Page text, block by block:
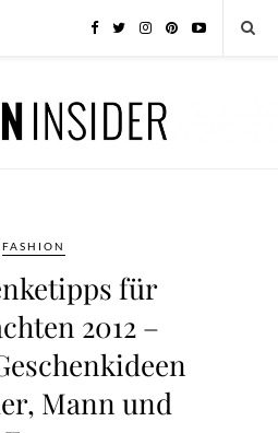
FASHION
für
2012 –
Mann und